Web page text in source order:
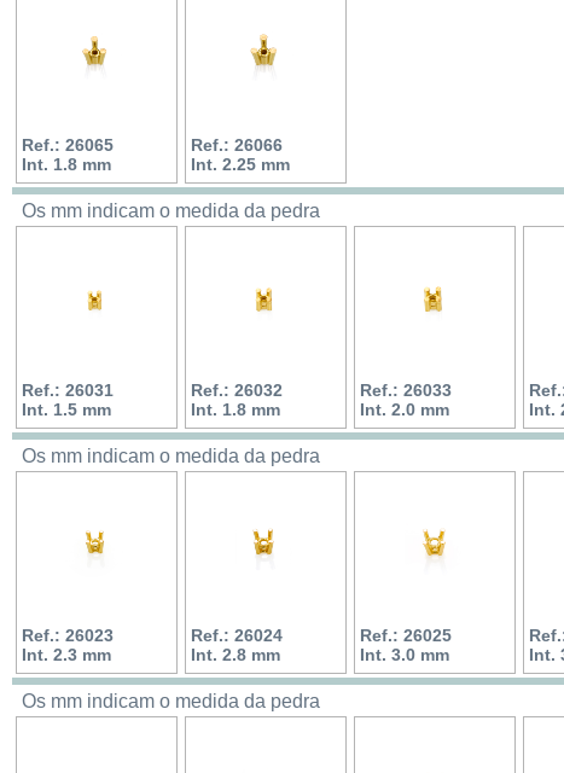
Ref.: 26065
Int. 1.8 mm
Ref.: 26066
Int. 2.25 mm
Os mm indicam o medida da pedra
Ref.: 26031
Int. 1.5 mm
Ref.: 26032
Int. 1.8 mm
Ref.: 26033
Int. 2.0 mm
Int.
Os mm indicam o medida da pedra
Ref.: 26023
Int. 2.3 mm
Ref.: 26024
Int. 2.8 mm
Ref.: 26025
Int. 3.0 mm
Int.
Os mm indicam o medida da pedra